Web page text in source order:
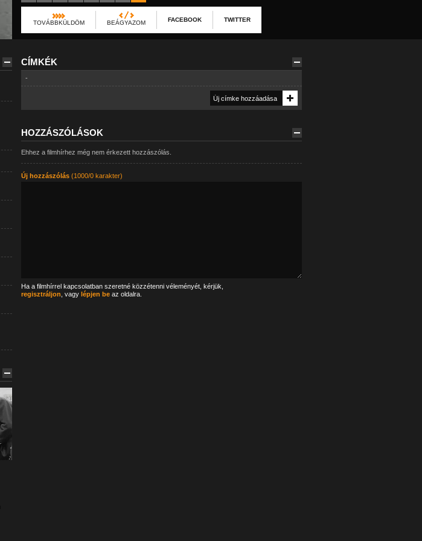
TOVÁBBKÜLDÖM BEÁGYAZOM FACEBOOK TWITTER
CÍMKÉK
-
HOZZÁSZÓLÁSOK
Ehhez a filmhírhez még nem érkezett hozzászólás.
Új hozzászólás(1000/0 karakter)
Ha a filmhírrel kapcsolatban szeretné közzétenni véleményét, kérjük,
regisztráljon , vagy lépjen beaz oldalra.